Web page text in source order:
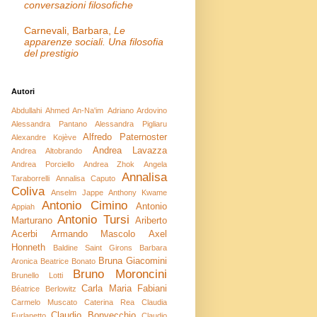
conversazioni filosofiche
Carnevali, Barbara, Le
apparenze sociali. Una filosofia
del prestigio
Autori
Abdullahi Ahmed An-Na'im Adriano Ardovino
Alessandra Pantano
Alessandra Pigliaru
Alexandre Kojève
Alfredo Paternoster
Andrea Altobrando Andrea Lavazza
Andrea Porciello Andrea Zhok
Angela
Taraborrelli
Annalisa Caputo
Annalisa
Coliva
Anselm Jappe
Anthony Kwame
Appiah
Antonio Cimino
Antonio
Marturano Antonio Tursi
Ariberto
Acerbi
Armando Mascolo
Axel
Honneth
Baldine Saint Girons
Barbara
Aronica Beatrice Bonato Bruna Giacomini
Brunello Lotti Bruno Moroncini
Béatrice Berlowitz Carla Maria Fabiani
Carmelo Muscato Caterina Rea
Claudia
Furlanetto
Claudio